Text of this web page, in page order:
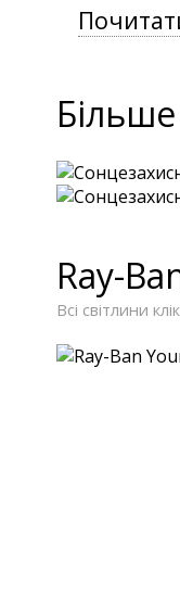
Ray-
Всі світлини